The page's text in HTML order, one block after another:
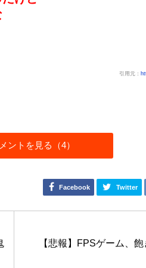
引用元：
ントを見る（4）
Facebook Twitter
【悲報】FPSゲーム、